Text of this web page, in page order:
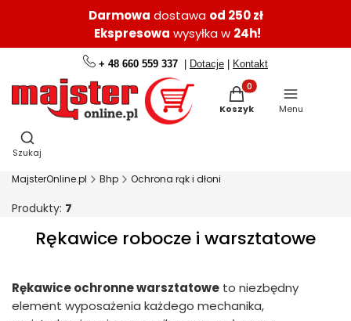
Darmowa dostawa od 250 zł
Ekspresowa wysyłka w 24h!
+ 48 660 559 337 | Dotacje | Kontakt
Produkty w koszyku:
Koszyk Menu
Otwórz wyszukiwarkę
Szukaj
MajsterOnline.pl Bhp Ochrona rąk i dłoni
Produkty: 7
Rękawice robocze i warsztatowe
Rękawice ochronne warsztatowe to niezbędny
element wyposażenia każdego mechanika,